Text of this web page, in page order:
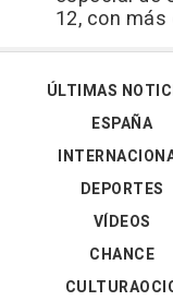
12, con
ÚLTIMAS
ESPAÑA
DEPORTES
VÍDEOS
CHANCE